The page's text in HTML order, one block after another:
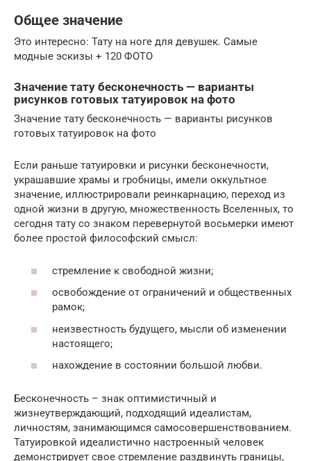
Общее значение
Это интересно: Тату на ноге для девушек. Самые
модные эскизы + 120 ФОТО
Значение тату бесконечность — варианты
рисунков готовых татуировок на фото
Значение тату бесконечность — варианты рисунков
готовых татуировок на фото
Если раньше татуировки и рисунки бесконечности,
украшавшие храмы и гробницы, имели оккультное
значение, иллюстрировали реинкарнацию, переход из
одной жизни в другую, множественность Вселенных, то
сегодня тату со знаком перевернутой восьмерки имеют
более простой философский смысл:
стремление к свободной жизни;
освобождение от ограничений и общественных
рамок;
неизвестность будущего, мысли об изменении
настоящего;
нахождение в состоянии большой любви.
Бесконечность – знак оптимистичный и
жизнеутверждающий, подходящий идеалистам,
личностям, занимающимся самосовершенствованием.
Татуировкой идеалистично настроенный человек
демонстрирует свое стремление раздвинуть границы,